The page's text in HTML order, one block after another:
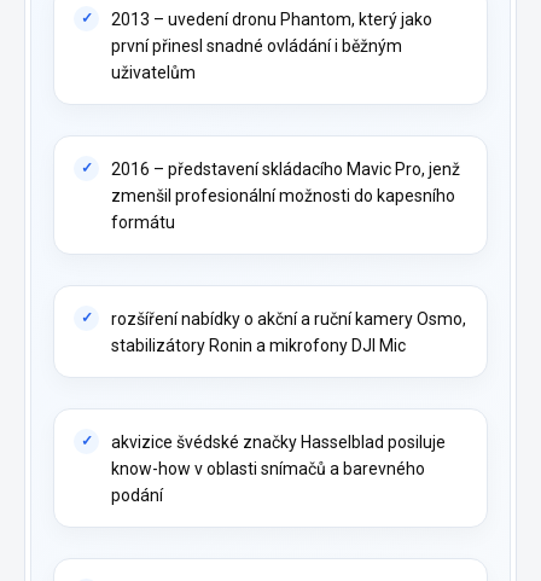
2013 – uvedení dronu Phantom, který jako
první přinesl snadné ovládání i běžným
uživatelům
2016 – představení skládacího Mavic Pro, jenž
zmenšil profesionální možnosti do kapesního
formátu
rozšíření nabídky o akční a ruční kamery Osmo,
stabilizátory Ronin a mikrofony DJI Mic
akvizice švédské značky Hasselblad posiluje
know-how v oblasti snímačů a barevného
podání